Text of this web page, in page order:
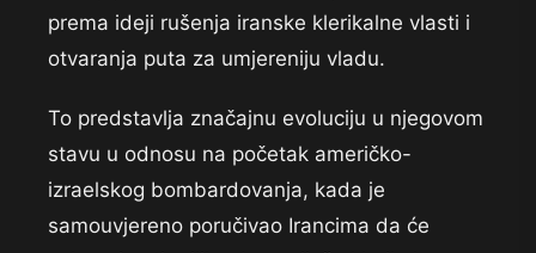
prema ideji rušenja iranske klerikalne vlasti i
otvaranja puta za umjereniju vladu.
To predstavlja značajnu evoluciju u njegovom
stavu u odnosu na početak američko-
izraelskog bombardovanja, kada je
samouvjereno poručivao Irancima da će